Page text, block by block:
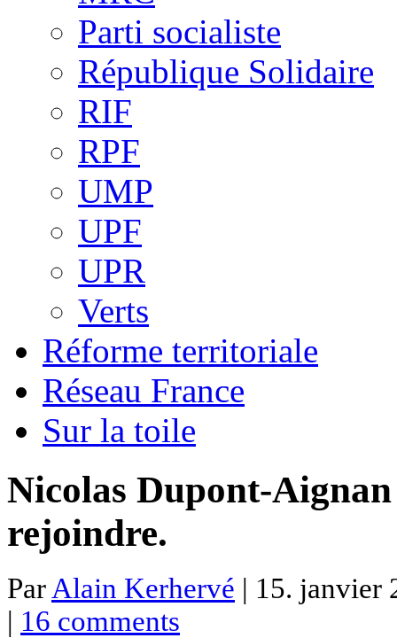
Parti socialiste
République Solidaire
RIF
RPF
UMP
UPF
UPR
Verts
Réforme territoriale
Réseau France
Sur la toile
Nicolas Dupont-
rejoindre.
Par Alain Kerhervé | 15. janvier
| 16 comments